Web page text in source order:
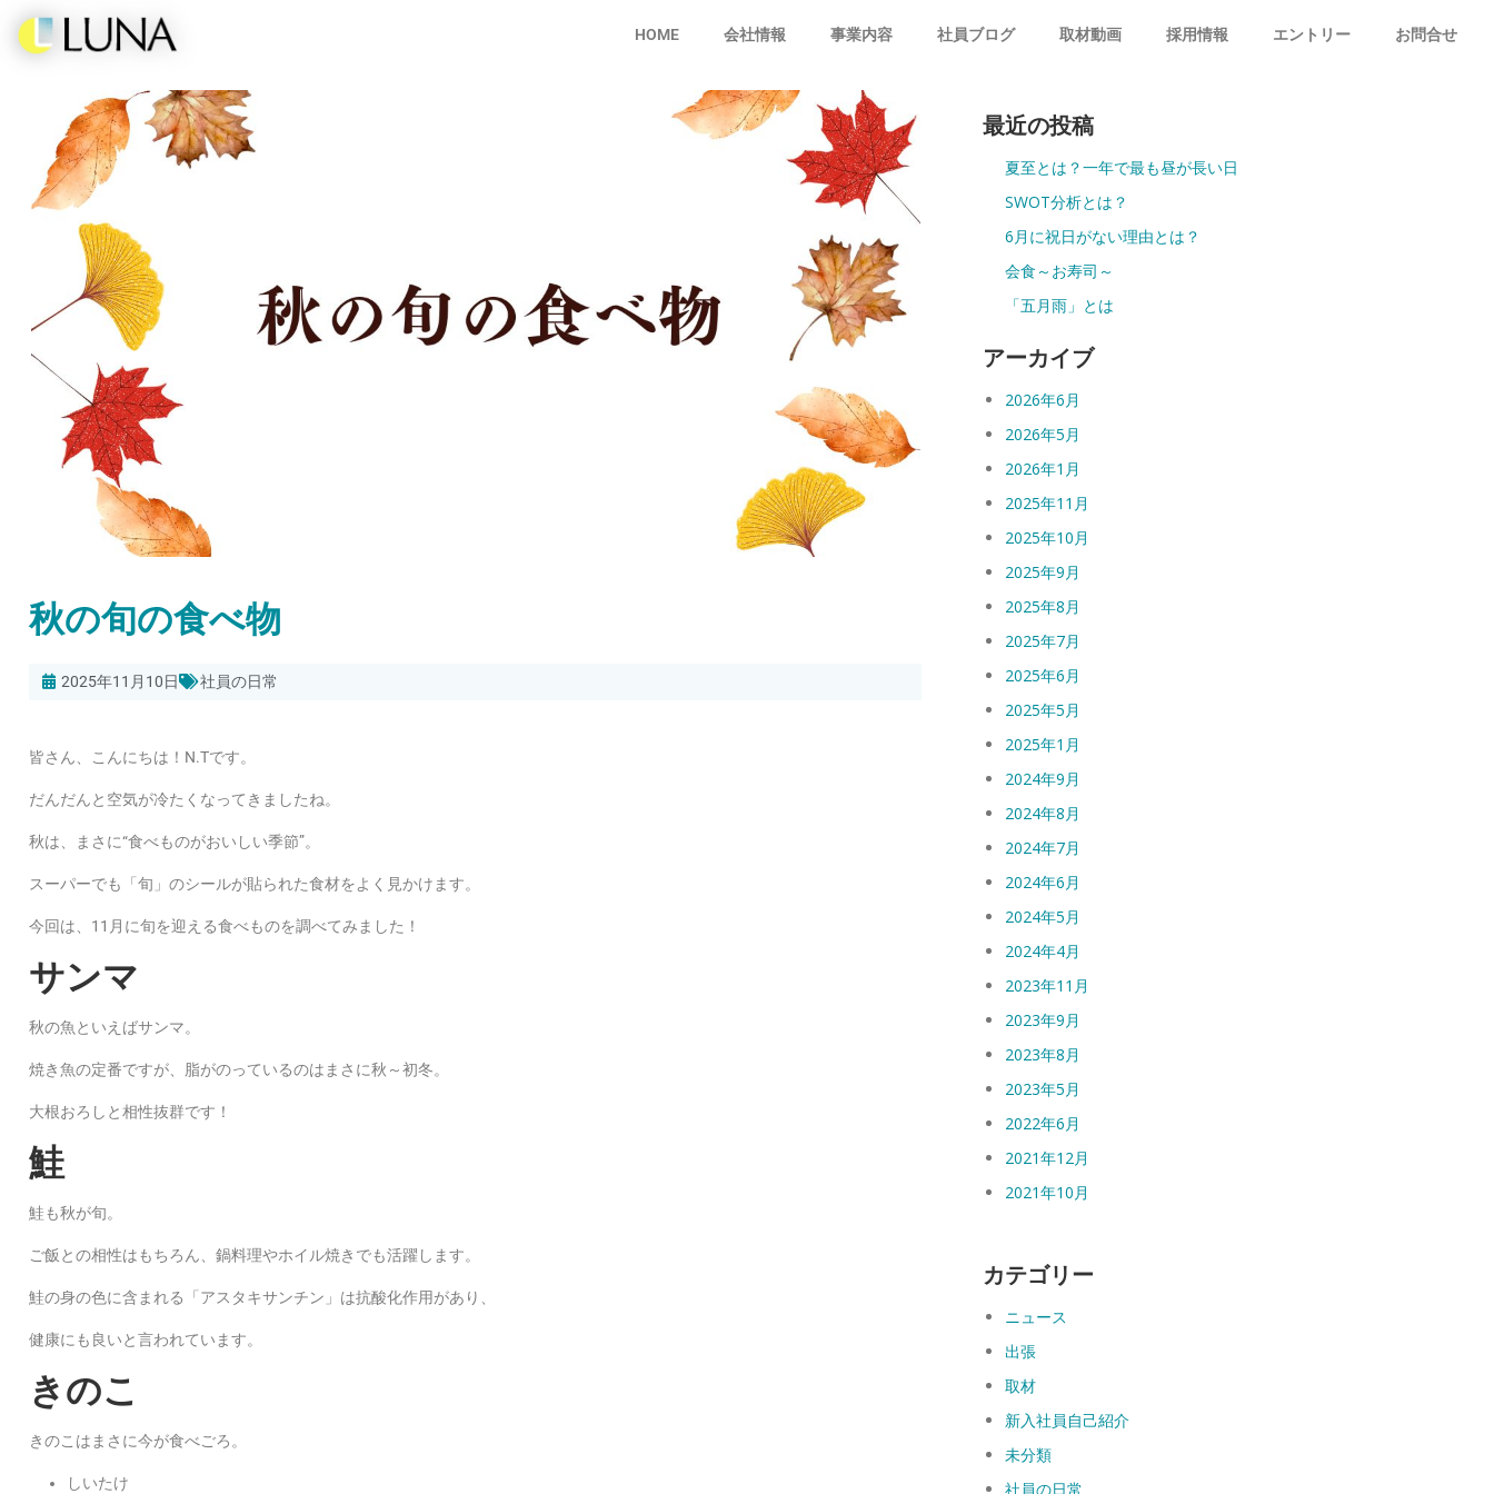
HOME 会社情報 事業内容 社員ブログ 取材動画 採用情報 エントリー お問合せ
秋の旬の食べ物
2025年11月10日 社員の日常
皆さん、こんにちは！N.Tです。
だんだんと空気が冷たくなってきましたね。
秋は、まさに“食べものがおいしい季節”。
スーパーでも「旬」のシールが貼られた食材をよく見かけます。
今回は、11月に旬を迎える食べものを調べてみました！
サンマ
秋の魚といえばサンマ。
焼き魚の定番ですが、脂がのっているのはまさに秋～初冬。
大根おろしと相性抜群です！
鮭
鮭も秋が旬。
ご飯との相性はもちろん、鍋料理やホイル焼きでも活躍します。
鮭の身の色に含まれる「アスタキサンチン」は抗酸化作用があり、
健康にも良いと言われています。
きのこ
きのこはまさに今が食べごろ。
しいたけ
最近の投稿
夏至とは？一年で最も昼が長い日
SWOT分析とは？
6月に祝日がない理由とは？
会食～お寿司～
「五月雨」とは
アーカイブ
2026年6月
2026年5月
2026年1月
2025年11月
2025年10月
2025年9月
2025年8月
2025年7月
2025年6月
2025年5月
2025年1月
2024年9月
2024年8月
2024年7月
2024年6月
2024年5月
2024年4月
2023年11月
2023年9月
2023年8月
2023年5月
2022年6月
2021年12月
2021年10月
カテゴリー
ニュース
出張
取材
新入社員自己紹介
未分類
社員の日常